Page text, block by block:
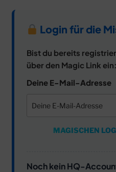
Login für die
Bist du bereits
über den Magic Link ein:
Deine E-Mail-Adresse
MAGISCHEN
Noch kein HQ-